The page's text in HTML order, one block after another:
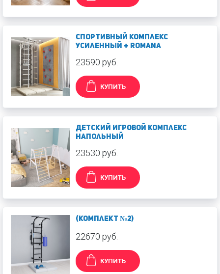
Спортивный комплекс
усиленный + Romana
23590 руб.
КУПИТЬ
Детский игровой комплекс
напольный
23530 руб.
КУПИТЬ
(Комплект №2)
22670 руб.
КУПИТЬ